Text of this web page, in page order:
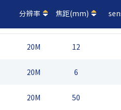
分辨率 焦距(mm)
20M 12
20M 6
20M 50